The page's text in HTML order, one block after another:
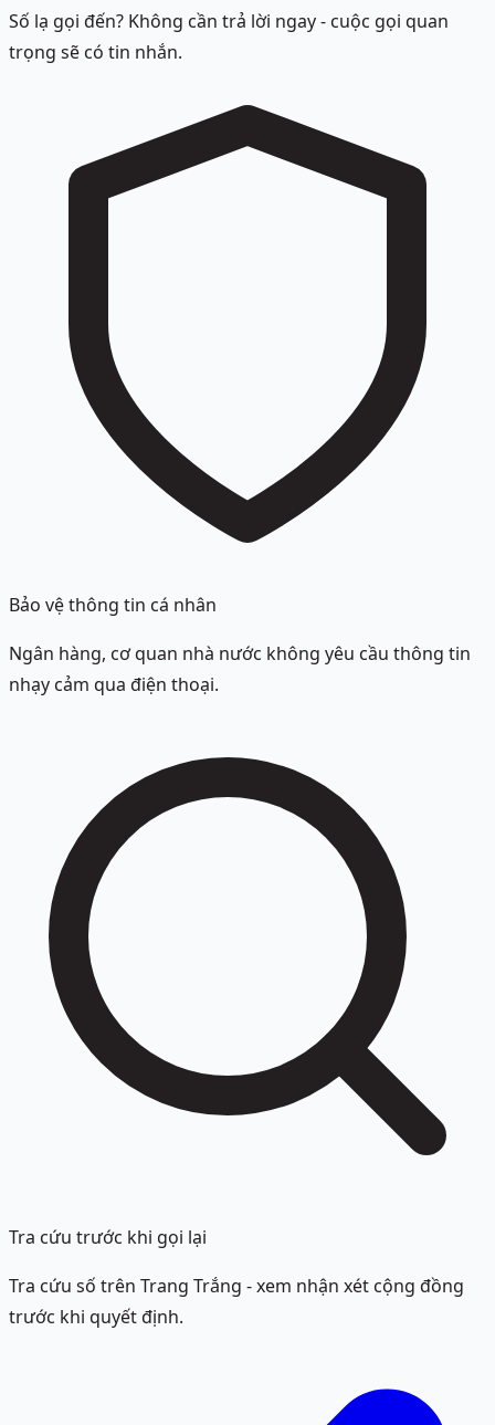
Số lạ gọi đến? Không cần trả lời ngay - cuộc gọi quan
trọng sẽ có tin nhắn.
Bảo vệ thông tin cá nhân
Ngân hàng, cơ quan nhà nước không yêu cầu thông tin
nhạy cảm qua điện thoại.
Tra cứu trước khi gọi lại
Tra cứu số trên Trang Trắng - xem nhận xét cộng đồng
trước khi quyết định.